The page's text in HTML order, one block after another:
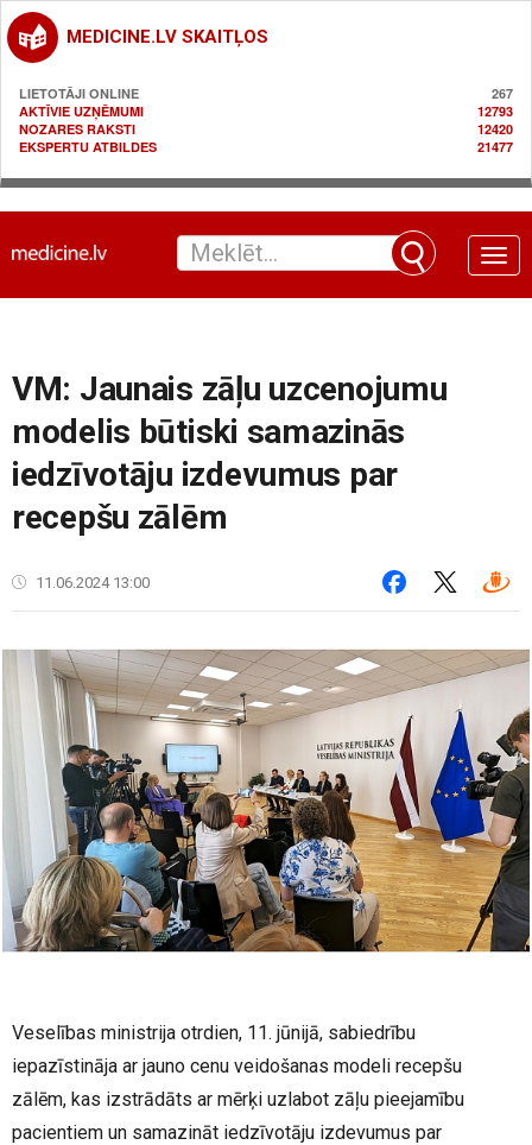
MEDICINE.LV SKAITĻOS
LIETOTĀJI ONLINE
267
AKTĪVIE UZŅĒMUMI
12793
NOZARES RAKSTI
12420
EKSPERTU ATBILDES
21477
Toggle
VM: Jaunais zāļu uzcenojumu
modelis būtiski samazinās
iedzīvotāju izdevumus par
recepšu zālēm
11.06.2024 13:00
Veselības ministrija otrdien, 11. jūnijā, sabiedrību
iepazīstināja ar jauno cenu veidošanas modeli recepšu
zālēm, kas izstrādāts ar mērķi uzlabot zāļu pieejamību
pacientiem un samazināt iedzīvotāju izdevumus par